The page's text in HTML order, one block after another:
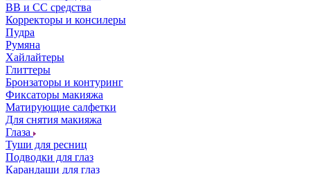
ВВ и СС средства
Корректоры и консилеры
Пудра
Румяна
Хайлайтеры
Глиттеры
Бронзаторы и контуринг
Фиксаторы макияжа
Матирующие салфетки
Для снятия макияжа
Глаза
Туши для ресниц
Подводки для глаз
Карандаши для глаз